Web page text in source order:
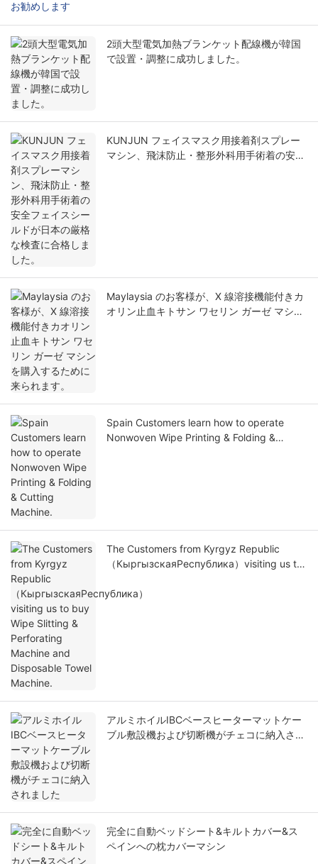
お勧めします
2頭大型電気加熱ブランケット配線機が韓国
で設置・調整に成功しました。
KUNJUN フェイスマスク用接着剤スプレー
マシン、飛沫防止・整形外科用手術着の安全
Maylaysia のお客様が、X 線溶接機能付きカ
オリン止血キトサン ワセリン ガーゼ マシン
Spain Customers learn how to operate
Nonwoven Wipe Printing & Folding &
The Customers from Kyrgyz Republic
（КыргызскаяРеспублика）visiting us to
and Disposable Towel Machine.
アルミホイルIBCベースヒーターマットケー
ブル敷設機および切断機がチェコに納入され
完全に自動ベッドシート&キルトカバー&ス
ペインへの枕カバーマシン